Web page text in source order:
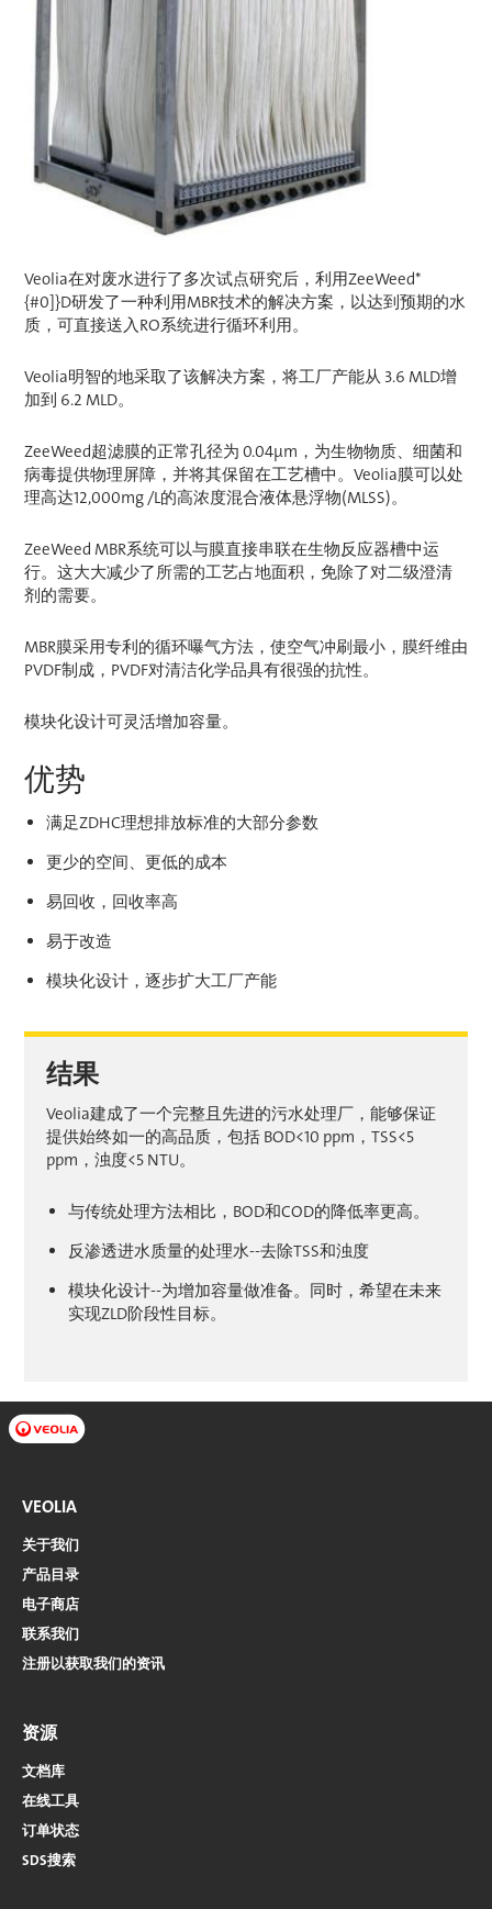
Veolia在对废水进行了多次试点研究后，利用ZeeWeed*
{#0]}D研发了一种利用MBR技术的解决方案，以达到预期的水
质，可直接送入RO系统进行循环利用。
Veolia明智的地采取了该解决方案，将工厂产能从 3.6 MLD增
加到 6.2 MLD。
ZeeWeed超滤膜的正常孔径为 0.04µm，为生物物质、细菌和
病毒提供物理屏障，并将其保留在工艺槽中。Veolia膜可以处
理高达12,000mg /L的高浓度混合液体悬浮物(MLSS)。
ZeeWeed MBR系统可以与膜直接串联在生物反应器槽中运
行。这大大减少了所需的工艺占地面积，免除了对二级澄清
剂的需要。
MBR膜采用专利的循环曝气方法，使空气冲刷最小，膜纤维由
PVDF制成，PVDF对清洁化学品具有很强的抗性。
模块化设计可灵活增加容量。
优势
满足ZDHC理想排放标准的大部分参数
更少的空间、更低的成本
易回收，回收率高
易于改造
模块化设计，逐步扩大工厂产能
结果
Veolia建成了一个完整且先进的污水处理厂，能够保证
提供始终如一的高品质，包括 BOD<10 ppm，TSS<5
ppm，浊度<5 NTU。
与传统处理方法相比，BOD和COD的降低率更高。
反渗透进水质量的处理水--去除TSS和浊度
模块化设计--为增加容量做准备。同时，希望在未来
实现ZLD阶段性目标。
VEOLIA
关于我们
产品目录
电子商店​​​​​​​
联系我们
注册以获取我们的资讯
资源
文档库
在线工具
订单状态
SDS搜索